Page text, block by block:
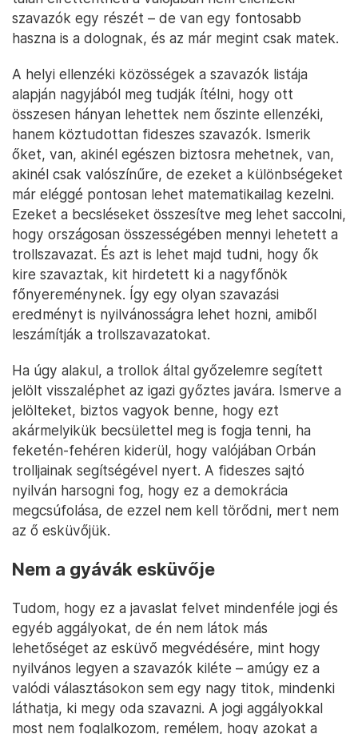
szavazók egy részét – de van egy fontosabb
haszna is a dolognak, és az már megint csak matek.
A helyi ellenzéki közösségek a szavazók listája
alapján nagyjából meg tudják ítélni, hogy ott
összesen hányan lehettek nem őszinte ellenzéki,
hanem köztudottan fideszes szavazók. Ismerik
őket, van, akinél egészen biztosra mehetnek, van,
akinél csak valószínűre, de ezeket a különbségeket
már eléggé pontosan lehet matematikailag kezelni.
Ezeket a becsléseket összesítve meg lehet saccolni,
hogy országosan összességében mennyi lehetett a
trollszavazat. És azt is lehet majd tudni, hogy ők
kire szavaztak, kit hirdetett ki a nagyfőnök
főnyereménynek. Így egy olyan szavazási
eredményt is nyilvánosságra lehet hozni, amiből
leszámítják a trollszavazatokat.
Ha úgy alakul, a trollok által győzelemre segített
jelölt visszaléphet az igazi győztes javára. Ismerve a
jelölteket, biztos vagyok benne, hogy ezt
akármelyikük becsülettel meg is fogja tenni, ha
feketén-fehéren kiderül, hogy valójában Orbán
trolljainak segítségével nyert. A fideszes sajtó
nyilván harsogni fog, hogy ez a demokrácia
megcsúfolása, de ezzel nem kell törődni, mert nem
az ő esküvőjük.
Nem a gyávák esküvője
Tudom, hogy ez a javaslat felvet mindenféle jogi és
egyéb aggályokat, de én nem látok más
lehetőséget az esküvő megvédésére, mint hogy
nyilvános legyen a szavazók kiléte – amúgy ez a
valódi választásokon sem egy nagy titok, mindenki
láthatja, ki megy oda szavazni. A jogi aggályokkal
most nem foglalkozom, remélem, hogy azokat a